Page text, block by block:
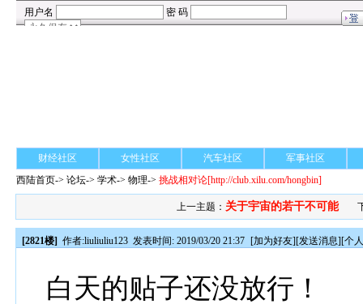
财经社区 女性社区 汽车社区
军事社区
西陆首页->论坛->学术-> 物理->挑战相对论[http://club.xilu.com/hongbin]
上一主题： 关于宇宙的若干不可能
[2821楼] 作者:liuliuliu123 发表时间: 2019/03/20 21:37 [加为好友][发送消息][个
白天的贴子还没放行！